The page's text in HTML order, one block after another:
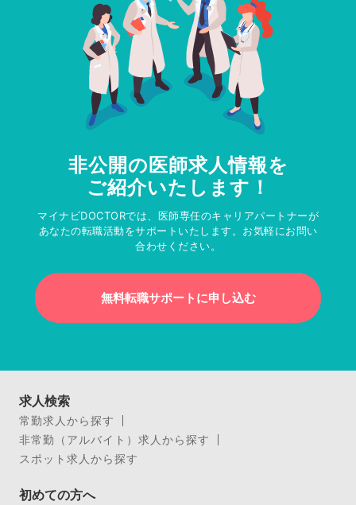
非公開の医師求人情報を
ご紹介いたします！
マイナビDOCTORでは、医師専任のキャリアパートナーが
あなたの転職活動をサポートいたします。お気軽にお問い
合わせください。
無料転職サポートに申し込む
求人検索
常勤求人から探す
非常勤（アルバイト）求人から探す
スポット求人から探す
初めての方へ